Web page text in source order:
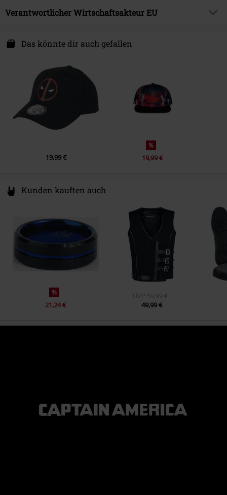
Lizenz
offiziell lizenziertes Produkt
Erscheinungsdatum
23.05.2025
Farbe
dunkelblau
Obermaterial 100% Polyacryl
Verantwortlicher Wirtschaftsakteur EU
100 Ave Du Generale Lec. Batiment 1
www.cottondivision.com
Das könnte dir auch gefallen
19,99 €
%
19,99 €
Kunden kauften auch
%
21,24 €
UVP 59,99 €
49,99 €